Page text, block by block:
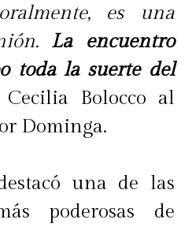
es una
La encuentro
toda la suerte del
Bolocco al
Dominga.
una de las
poderosas de